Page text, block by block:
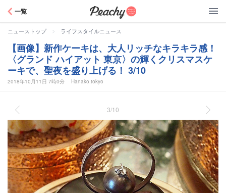
一覧
ニューストップ > ライフスタイルニュース
【画像】新作ケーキは、大人リッチなキラキラ感！
〈グランド ハイアット 東京〉の輝くクリスマスケ
ーキで、聖夜を盛り上げる！ 3/10
2018年10月11日 7時0分 Hanako.tokyo
3/10